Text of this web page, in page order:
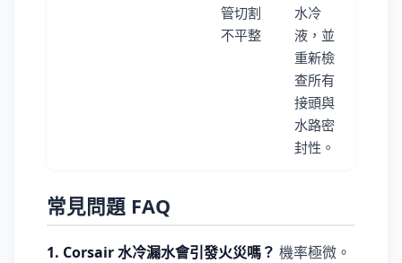
管切割
不平整
水冷
液，並
重新檢
查所有
接頭與
水路密
封性。
常見問題 FAQ
1. Corsair 水冷漏水會引發火災嗎？ 機率極微。